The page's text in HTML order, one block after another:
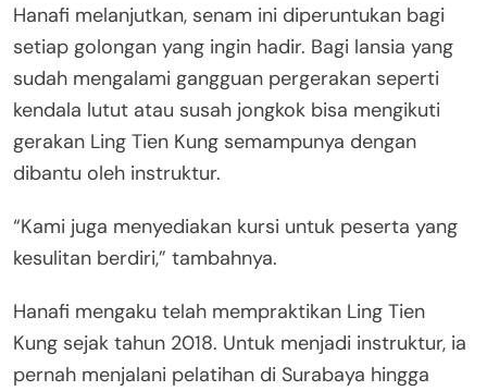
Hanafi melanjutkan, senam ini diperuntukan bagi
setiap golongan yang ingin hadir. Bagi lansia yang
sudah mengalami gangguan pergerakan seperti
kendala lutut atau susah jongkok bisa mengikuti
gerakan Ling Tien Kung semampunya dengan
dibantu oleh instruktur.
“Kami juga menyediakan kursi untuk peserta yang
kesulitan berdiri,” tambahnya.
Hanafi mengaku telah mempraktikan Ling Tien
Kung sejak tahun 2018. Untuk menjadi instruktur, ia
pernah menjalani pelatihan di Surabaya hingga